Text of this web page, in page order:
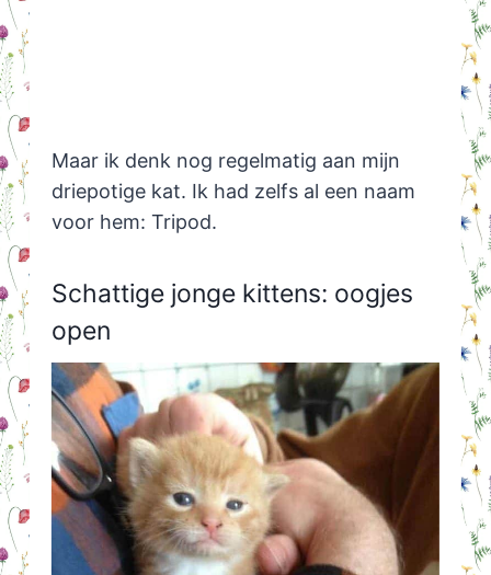
Maar ik denk nog regelmatig aan mijn
driepotige kat. Ik had zelfs al een naam
voor hem: Tripod.
Schattige jonge kittens: oogjes
open